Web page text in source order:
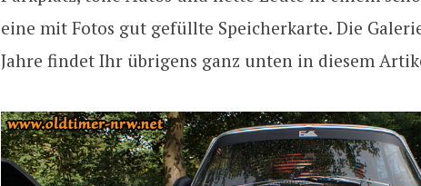
eine mit Fotos gut gefüllte Speicherkarte. Die
Jahre findet Ihr übrigens ganz unten in diesem